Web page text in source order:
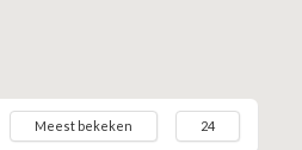
Meest bekeken 24